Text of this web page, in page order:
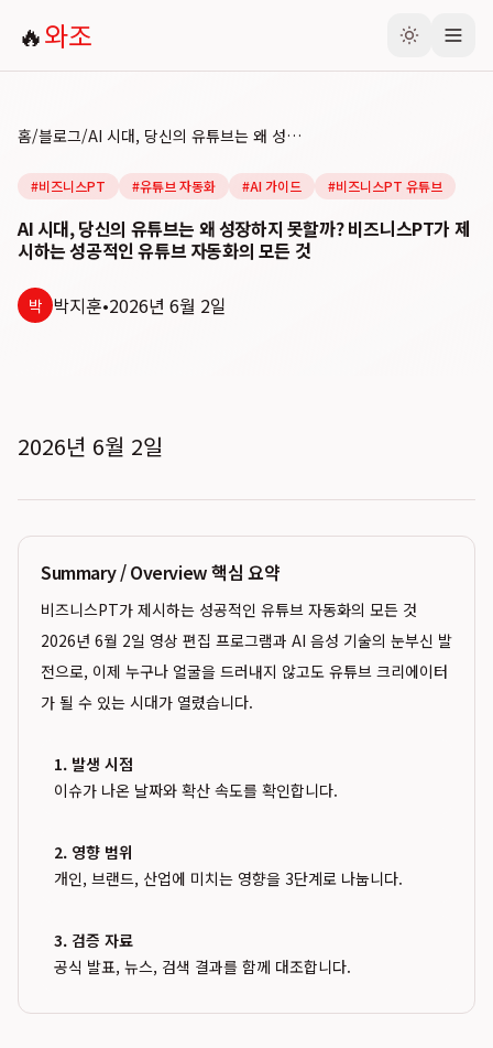
🔥와조
홈/블로그/ AI 시대, 당신의 유튜브는 왜 성장하지 못할까? 비즈니스PT가 제시하는 성공적인 유튜브 자동화의 모든 것
#비즈니스PT #유튜브 자동화 #AI 가이드 #비즈니스PT 유튜브
AI 시대, 당신의 유튜브는 왜 성장하지 못할까? 비즈니스PT가 제
시하는 성공적인 유튜브 자동화의 모든 것
박 박지훈•2026년 6월 2일
2026년 6월 2일
Summary / Overview 핵심 요약
비즈니스PT가 제시하는 성공적인 유튜브 자동화의 모든 것
2026년 6월 2일 영상 편집 프로그램과 AI 음성 기술의 눈부신 발
전으로, 이제 누구나 얼굴을 드러내지 않고도 유튜브 크리에이터
가 될 수 있는 시대가 열렸습니다.
1. 발생 시점
이슈가 나온 날짜와 확산 속도를 확인합니다.
2. 영향 범위
개인, 브랜드, 산업에 미치는 영향을 3단계로 나눕니다.
3. 검증 자료
공식 발표, 뉴스, 검색 결과를 함께 대조합니다.